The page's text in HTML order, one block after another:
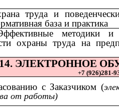
труда и
база и практика
методики и
охраны труда на
14.​​ ЭЛЕКТРОННОЕ
+7 (926)281-
с Заказчиком (
от работы)